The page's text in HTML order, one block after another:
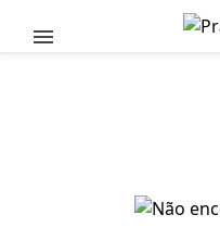
Pular para o conteúdo